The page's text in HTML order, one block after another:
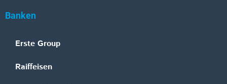
Banken
Erste Group
Raiffeisen